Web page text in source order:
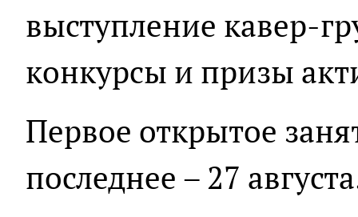
выступление кавер-
конкурсы и призы
Первое открытое
последнее – 27